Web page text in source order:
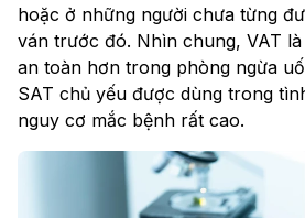
hoặc ở những người chưa từng
ván trước đó. Nhìn chung, VAT là
an toàn hơn trong phòng ngừa
SAT chủ yếu được dùng trong
nguy cơ mắc bệnh rất cao.